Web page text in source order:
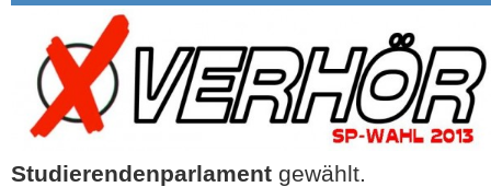
Studierendenparlament gewählt.